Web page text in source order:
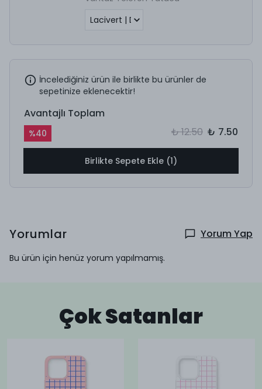
İncelediğiniz ürün ile birlikte bu ürünler de
sepetinize eklenecektir!
Avantajlı Toplam
%40 ₺ 12.50 ₺ 7.50
Birlikte Sepete Ekle (1)
Yorumlar Yorum Yap
Bu ürün için henüz yorum yapılmamış.
Çok Satanlar